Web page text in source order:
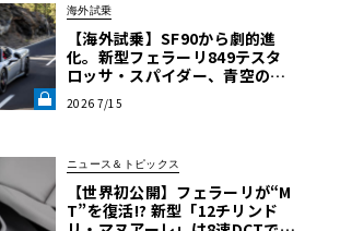
海外試乗
【海外試乗】SF90から劇的進
化。新型フェラーリ849テスタ
ロッサ・スパイダー、青空の下
リティ《LE VOLANT LAB》
2026 7/15
ニュース＆トピックス
【世界初公開】フェラーリが“M
T”を復活!? 新型「12チリンド